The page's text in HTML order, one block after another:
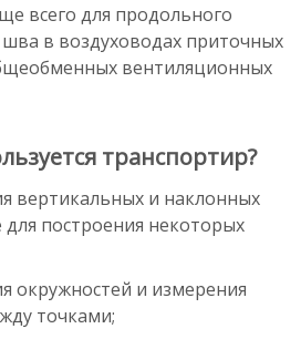
всего для продольного
в воздуховодах приточных
вентиляционных
транспортир?
вертикальных и наклонных
построения некоторых
окружностей и измерения
точками;